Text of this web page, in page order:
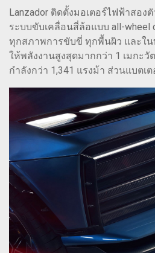
Lanzador ติดตั้งมอเตอร์ไฟฟ้าสอง
ระบบขับเคลื่อนสี่ล้อแบบ all-
ทุกสภาพการขับขี่ ทุกพื้นผิว และใ
ให้พลังงานสูงสุดมากกว่า 1 เมกะวั
กำลังกว่า 1,341 แรงม้า ส่วนแบตเ